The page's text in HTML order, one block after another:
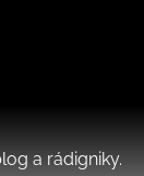
a rádigniky.